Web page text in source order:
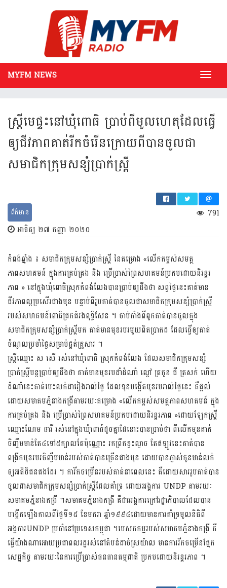
MYFM NEWS
ស្រ្តីមេផ្ទះនៅឃុំពោធិ ប្រាប់ពីមូលហេតុដែលធ្វើ
ឲ្យជីវភាពគាត់រីកចំរើនក្រោយពីបានចូលជា
សមាជិកក្រុមសន្សំប្រាក់ស្រ្តី
791
ព័ត៌មាន
អាទិត្យ ២៧ កញ្ញា ២០២០
កំពង់ឆ្នាំង ៖ សមាជិកក្រុមសន្សំប្រាក់ស្តី្រ នៃគម្រោង «លើកកម្ពស់សមត្ថ
ភាពសហគមន៍ ក្នុងការគ្រប់គ្រង និង ប្រើប្រាស់ព្រៃសហគមន៍ប្រកបដោយនិរន្តរ
ភាព » នៅក្នុងឃុំពោធិស្រុកកំពង់លែងបានប្រាប់ឲ្យដឹងថា សព្វថ្ងៃនេះគាត់មាន
ជីវភាពល្អប្រសើរជាងមុន បន្ទាប់ពីរូបគាត់បានចូលជាសមាជិកក្រុមសន្សំប្រាក់ស្រ្តី
របស់សហគមន៍ពោធិជ្រកជំរងពុទ្ធិសែន ។ ចាប់តាំងពីពួកគាត់បានចូលក្នុង
សមាជិកក្រុមសន្សំប្រាក់ស្រ្តីមក គាត់មានមុខរបរមួយពិតប្រាកដ ដែលធ្វើឲ្យគាត់
ចំណូលប្រចាំថ្ងៃសម្រាប់ផ្គត់គ្រួសារ ។
ស្រ្តីឈ្មោះ ស សើ រស់នៅឃុំពោធិ ស្រុកកំពង់លែង ដែលសមាជិកក្រុមសន្សំ
ប្រាក់ស្រ្តីបន្តប្រាប់ឲ្យដឹងថា គាត់មានមុខរបដាំដំណាំ ល្ពៅ ត្រកួន ជី ត្រសក់ ហើយ
ដំណាំនេះគាត់បេះលក់ជារៀងរាល់ថ្ងៃ ដែលទុនបង្កើតមុខរបរាល់ថ្ងៃនេះ គឺផ្តល់
ដោយសមាគមភ្នំនាងកង្រីតាមរយៈគម្រោង «លើកកម្ពស់សមត្ថភាពសហគមន៍ ក្នុង
ការគ្រប់គ្រង និង ប្រើប្រាស់ព្រៃសហគមន៍ប្រកបដោយនិរន្តរភាព »ដោយឡែកស្រ្តី
ឈ្មោះណែម ធារី រស់នៅក្នុងឃុំពោធ៍ដូចគ្នាដែនោះបានប្រាប់ថា ពីលើកមុនគាត់
ចិញ្ចឹមមាន់តែ៤ទៅ៥ក្បាលតែប៉ុណ្ណោះ រកព្រឹកខ្វះល្ងាច តែឥឡូវនេះគាត់បាន
ពង្រីកមុខរបរចិញ្ចឹមមាន់របស់គាត់បានច្រើនជាងមុន ដោយបានភ្ញាស់កូនមាន់លក់
ឲ្យអតិថិជនផងដែរ ។ ការីកចម្រើនរបស់គាត់នាពេលនេះ គឺដោយសាររូបគាត់បាន
ចូលជាសមាជិកក្រុមសន្សំប្រាក់ស្រ្តីដែលគាំទ្រ ដោយអង្គការ UNDP តាមរយៈ
សមាគមភ្នំនាងកង្រី ។សមាគមភ្នំនាងកង្រី គឹជាអង្គការក្រៅរដ្ឋាភិបាលដែលបាន
បង្កើតឡើងកាលពីថ្ងៃទី១៥ ខែមករា ឆ្នាំ១៩៩៤ដោយមានការគាំទ្រមូលនិធិពី
អង្គការUNDP ប្រចាំនៅប្រទេសកម្ពុជា ។បេសកកម្មរបស់សមាគមភ្នំនាងកង្រី គឺ
ធ្វើយ៉ាងណាអោយប្រជាពលរដ្ឋរស់នៅតំបន់ដាច់ស្រយ៉ាល មានការរីកចម្រើនផ្នែក
សេដ្ឋកិច្ច តាមរយៈនៃការប្រើប្រាស់ធនធានធម្មជាតិ ប្រកបដោយនិរន្តរភាព ។